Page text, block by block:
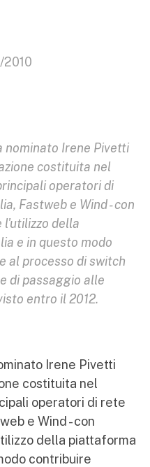
nominato Irene Pivetti
costituita nel
operatori di
Fastweb e Wind - con
l'utilizzo della
e in questo modo
al processo di switch
di passaggio alle
entro il 2012.
Irene Pivetti
costituita nel
operatori di rete
e Wind - con
della piattaforma
contribuire